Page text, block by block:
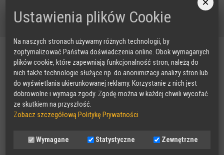
Nasze projekty
RADA DORADCZA RODZICÓW
Ustawienia plików Cookie
Na naszych stronach używamy różnych technologii, by
zoptymalizować Państwa doświadczenia online. Obok wymaganych
plików cookie, które zapewniają funkcjonalność stron, należą do
nich także technologie służące np. do anonimizacji analizy stron lub
do wyświetlania ukierunkowanej reklamy. Korzystanie z nich jest
dobrowolne i wymaga zgody. Zgodę można w każdej chwili wycofać
ze skutkiem na przyszłość.
Zobacz szczegółową Politykę Prywatności
Wymagane Statystyczne Zewnętrzne